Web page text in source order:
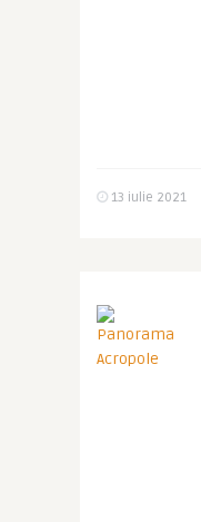
13 iulie 2021